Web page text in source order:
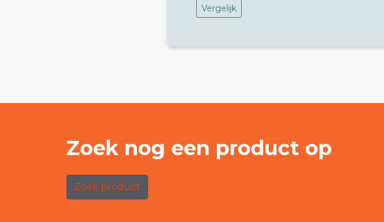
Vergelijk
Zoek nog een product op
Zoek product